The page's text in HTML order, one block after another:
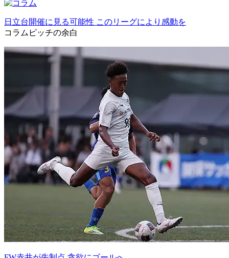
日立台開催に見る可能性 このリーグにより感動を
コラム ピッチの余白